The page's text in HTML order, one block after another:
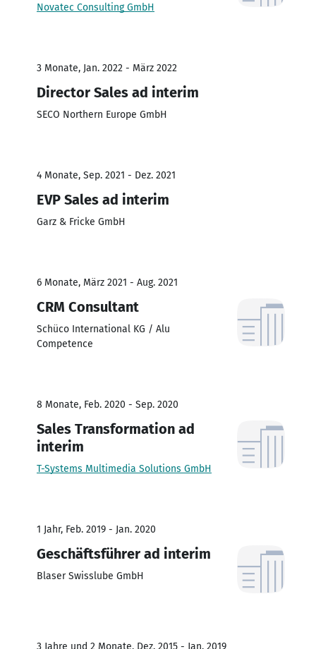
Novatec Consulting GmbH
3 Monate, Jan. 2022 - März 2022
Director Sales ad interim
SECO Northern Europe GmbH
4 Monate, Sep. 2021 - Dez. 2021
EVP Sales ad interim
Garz & Fricke GmbH
6 Monate, März 2021 - Aug. 2021
CRM Consultant
Schüco International KG / Alu
Competence
8 Monate, Feb. 2020 - Sep. 2020
Sales Transformation ad
interim
T-Systems Multimedia Solutions GmbH
1 Jahr, Feb. 2019 - Jan. 2020
Geschäftsführer ad interim
Blaser Swisslube GmbH
3 Jahre und 2 Monate, Dez. 2015 - Jan. 2019